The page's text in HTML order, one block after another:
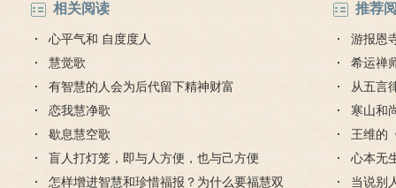
相关阅读
心平气和 自度度人
慧觉歌
有智慧的人会为后代留下精神财富
恋我慧净歌
歇息慧空歌
盲人打灯笼，即与人方便，也与己方便
怎样增进智慧和珍惜福报？为什么要福慧双
推荐
游报恩
禅味
希运禅
从五言
挂，逍
寒山和
么？
王维的
心本无
当说别